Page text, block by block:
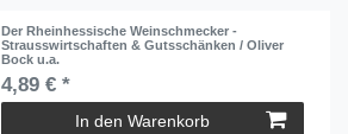
Der Rheinhessische Weinschmecker -
Strausswirtschaften & Gutsschänken / Oliver
Bock u.a.
4,89 € *
In den Warenkorb